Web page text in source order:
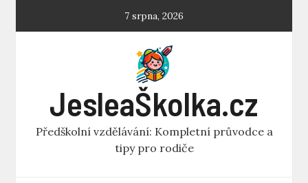
7 srpna, 2026
JesleaŠkolka.cz
Předškolní vzdělávání: Kompletní průvodce a
tipy pro rodiče